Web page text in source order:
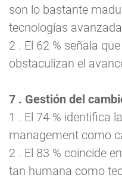
son lo bastante
tecnologías
2 . El 62 % señala
obstaculizan el
7 . Gestión del
1 . El 74 % identifica
management como
2 . El 83 % coincide
tan humana como